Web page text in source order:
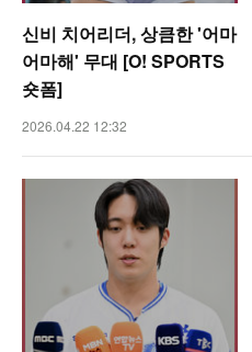
신비 치어리더, 상큼한 '어마
어마해' 무대 [O! SPORTS
숏폼]
2026.04.22 12:32